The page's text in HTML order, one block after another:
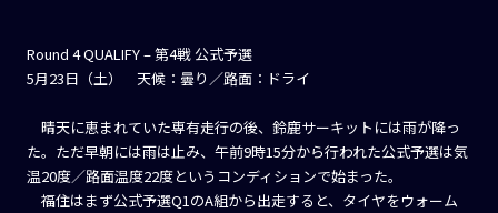
Round 4 QUALIFY – 第4戦 公式予選
5月23日（土） 天候：曇り／路面：ドライ
晴天に恵まれていた専有走行の後、鈴鹿サーキットには雨が降っ
た。ただ早朝には雨は止み、午前9時15分から行われた公式予選は気
温20度／路面温度22度というコンディションで始まった。
福住はまず公式予選Q1のA組から出走すると、タイヤをウォーム